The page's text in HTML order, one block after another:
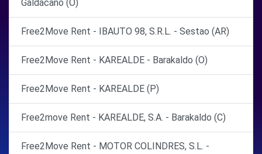
Galdácano (O)
Free2Move Rent - IBAUTO 98, S.R.L. - Sestao (AR)
Free2Move Rent - KAREALDE - Barakaldo (O)
Free2Move Rent - KAREALDE (P)
Free2move Rent - KAREALDE, S.A. - Barakaldo (C)
Free2Move Rent - MOTOR COLINDRES, S.L. -